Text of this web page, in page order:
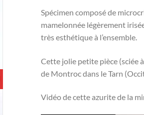
Spécimen composé de
mamelonnée légèrement
très esthétique à l’ensemble.
Cette jolie petite pièce (sciée
de Montroc dans le Tarn
Vidéo de cette azurite de la